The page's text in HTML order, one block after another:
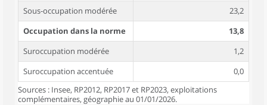
Sous-occupation modérée
23,2
Occupation dans la norme
13,8
Suroccupation modérée
1,2
Suroccupation accentuée
0,0
Sources : Insee, RP2012, RP2017 et RP2023, exploitations
complémentaires, géographie au 01/01/2026.